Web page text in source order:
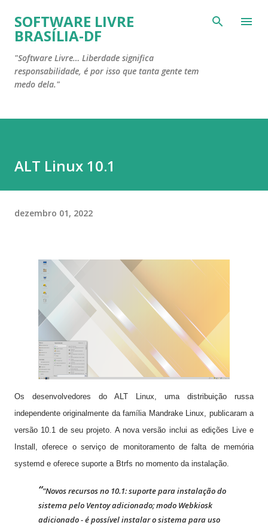
Pular para o conteúdo principal
SOFTWARE LIVRE
BRASÍLIA-DF
"Software Livre… Liberdade significa
responsabilidade, é por isso que tanta gente tem
medo dela."
ALT Linux 10.1
dezembro 01, 2022
Os desenvolvedores do ALT Linux, uma distribuição russa
independente originalmente da família Mandrake Linux, publicaram a
versão 10.1 de seu projeto. A nova versão inclui as edições Live e
Install, oferece o serviço de monitoramento de falta de memória
systemd e oferece suporte a Btrfs no momento da instalação.
"Novos recursos no 10.1: suporte para instalação do
sistema pelo Ventoy adicionado; modo Webkiosk
adicionado - é possível instalar o sistema para uso